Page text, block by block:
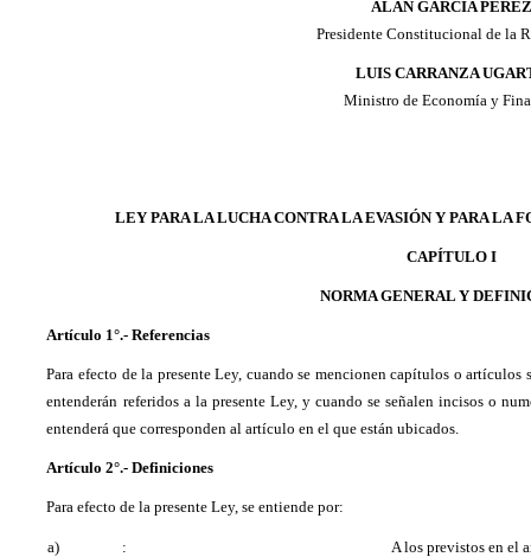
ALAN GARCÍA
Presidente Constitucional de la
LUIS CARRANZA
Ministro de Economía y
LEY PARA LA LUCHA CONTRA LA EVASIÓN Y PARA LA
CAPÍTULO I
NORMA GENERAL Y
Artículo 1°.- Referencias
Para efecto de la presente Ley, cuando se mencionen capítulos o
entenderán referidos a la presente Ley, y cuando se señalen incisos o
entenderá que corresponden al artículo en el que están ubicados.
Artículo 2°.- Definiciones
Para efecto de la presente Ley, se entiende por:
a) : A los previstos en el